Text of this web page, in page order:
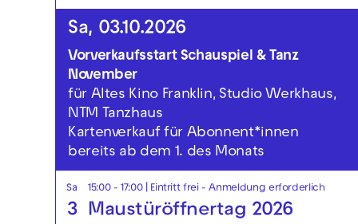
Sa, 03.10.2026
Vorverkaufsstart Schauspiel & Tanz
November
für Altes Kino Franklin, Studio Werkhaus,
NTM Tanzhaus
Kartenverkauf für Abonnent*innen
bereits ab dem 1. des Monats
Sa
3
15:00 - 17:00| Eintritt frei - Anmeldung erforderlich
Maustüröffnertag 2026